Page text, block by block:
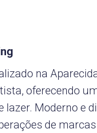
na
oferecendo
lazer. Moderno e
de